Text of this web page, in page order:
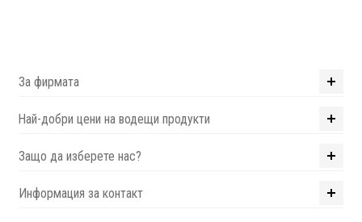
Смартфони
За фирмата
Най-добри цени на водещи продукти
Защо да изберете нас?
Информация за контакт